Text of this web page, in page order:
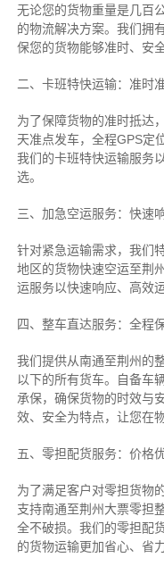
无论您的货物重量是几百
的物流解决方案。我们拥
保您的货物能够准时、安
二、卡班特快运输：准时
为了保障货物的准时抵达
天准点发车，全程GPS定
我们的卡班特快运输服务
选。
三、加急空运服务：快速
针对紧急运输需求，我们
地区的货物快速空运至荆
运服务以快速响应、高效
四、整车直达服务：全程
我们提供从南通至荆州的
以下的所有货车。自备车
承保，确保货物的时效与
效、安全为特点，让您在
五、零担配货服务：价格
为了满足客户对零担货物
支持南通至荆州大票零担
全不破损。我们的零担配
的货物运输更加省心、省力